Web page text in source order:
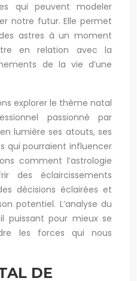
qui peuvent modeler
notre futur. Elle permet
astres à un moment
en relation avec la
de la vie d’une
explorer le thème natal
passionné par
lumière ses atouts, ses
qui pourraient influencer
comment l’astrologie
des éclaircissements
décisions éclairées et
potentiel. L’analyse du
puissant pour mieux se
les forces qui nous
DE